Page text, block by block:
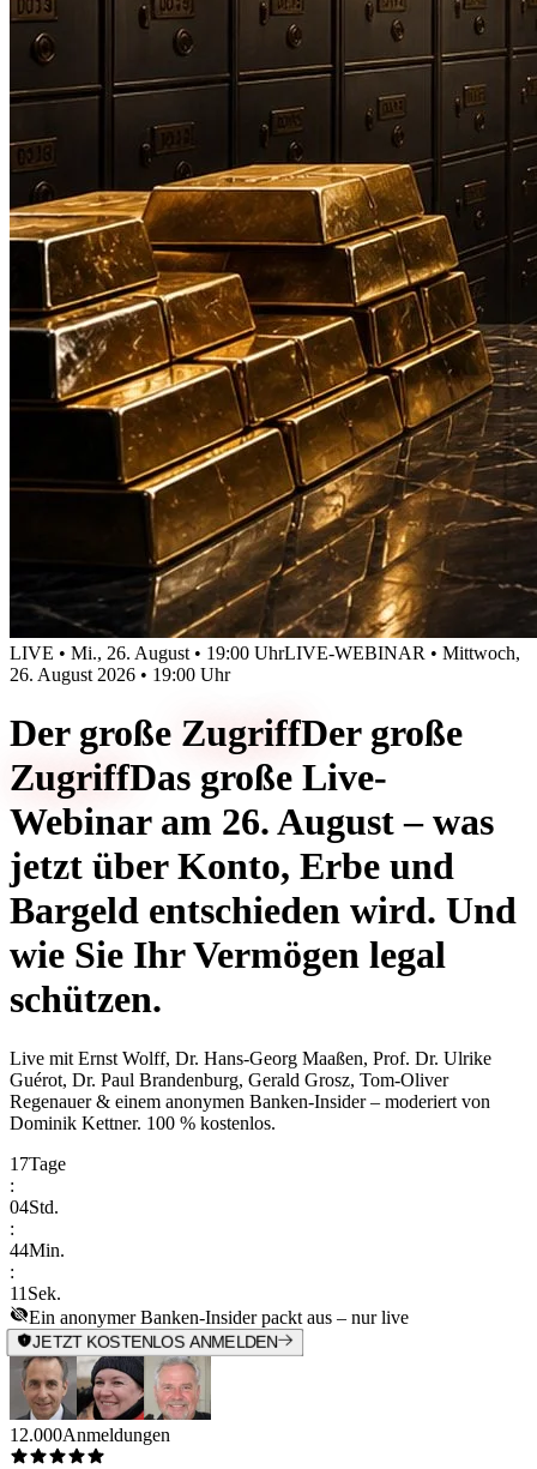
LIVE • Mi., 26. August • 19:00 UhrLIVE-WEBINAR • Mittwoch,
26. August 2026 • 19:00 Uhr
Der große ZugriffDer große
ZugriffDas große Live-
Webinar am 26. August – was
jetzt über Konto, Erbe und
Bargeld entschieden wird. Und
wie Sie Ihr Vermögen legal
schützen.
Live mit Ernst Wolff, Dr. Hans-Georg Maaßen, Prof. Dr. Ulrike
Guérot, Dr. Paul Brandenburg, Gerald Grosz, Tom-Oliver
Regenauer & einem anonymen Banken-Insider– moderiert von
Dominik Kettner. 100 % kostenlos.
17Tage
:
04Std.
:
44Min.
:
11 Sek.
Ein anonymer Banken-Insider packt aus – nur live
JETZT KOSTENLOS ANMELDEN
12.000Anmeldungen